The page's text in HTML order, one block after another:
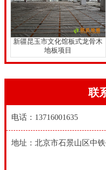
新疆昆玉市文化馆板式龙骨木
地板项目
联
电话：13716001635
地址：北京市石景山区中